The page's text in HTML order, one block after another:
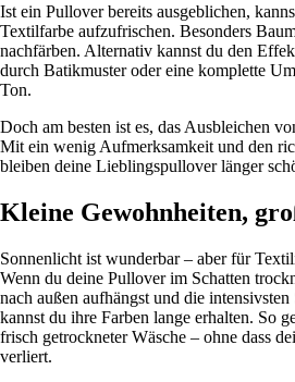
Ist ein Pullover bereits ausgeblichen,
Textilfarbe aufzufrischen. Besonders
nachfärben. Alternativ kannst du den
durch Batikmuster oder eine komplette
Ton.
Doch am besten ist es, das Ausbleichen
Mit ein wenig Aufmerksamkeit und den
bleiben deine Lieblingspullover länger
Kleine Gewohnheiten,
Sonnenlicht ist wunderbar – aber für
Wenn du deine Pullover im Schatten
nach außen aufhängst und die intensivsten
kannst du ihre Farben lange erhalten. So
frisch getrockneter Wäsche – ohne dass
verliert.